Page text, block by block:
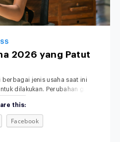
2026 yang Patut
berbagai jenis usaha saat ini
dilakukan. Perubahan gaya
punya kesempatan untuk
skala kecil sekalipun.
peluang usaha tidak hanya
this:
Facebook